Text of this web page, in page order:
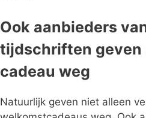
Ook aanbieders
tijdschriften geven
cadeau weg
Natuurlijk geven niet alleen